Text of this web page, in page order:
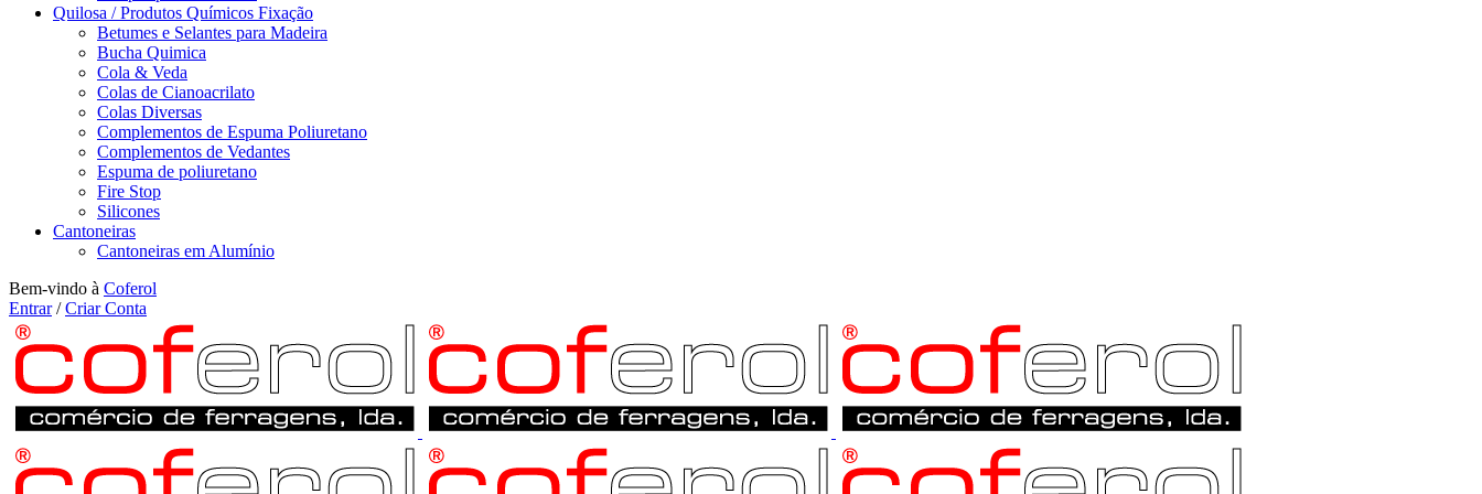
Quilosa / Produtos Químicos Fixação
Betumes e Selantes para Madeira
Bucha Quimica
Cola & Veda
Colas de Cianoacrilato
Colas Diversas
Complementos de Espuma Poliuretano
Complementos de Vedantes
Espuma de poliuretano
Fire Stop
Silicones
Cantoneiras
Cantoneiras em Alumínio
Bem-vindo à Coferol
Entrar/Criar Conta